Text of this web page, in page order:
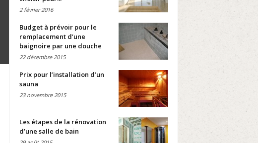
2 février 2016
Budget à prévoir pour le
remplacement d’une
baignoire par une douche
22 décembre 2015
Prix pour l’installation d’un
sauna
23 novembre 2015
Les étapes de la rénovation
d’une salle de bain